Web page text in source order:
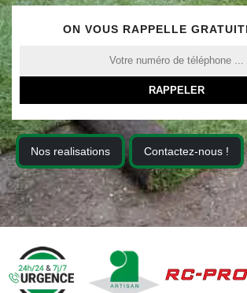
ON VOUS RAPPELLE
Nos realisations Contactez-nous !